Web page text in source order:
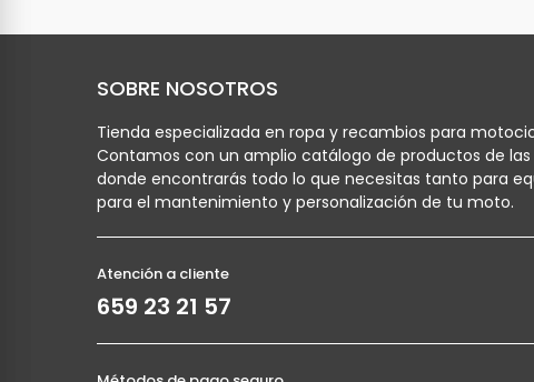
SOBRE NOSOTROS
Tienda especializada en ropa y recambios para
Contamos con un amplio catálogo de productos de
donde encontrarás todo lo que necesitas tanto para
para el mantenimiento y personalización de tu moto.
Atención a cliente
659 23 21 57